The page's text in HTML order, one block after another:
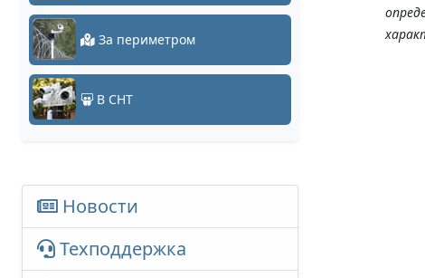
За периметром
В СНТ
Новости
Техподдержка